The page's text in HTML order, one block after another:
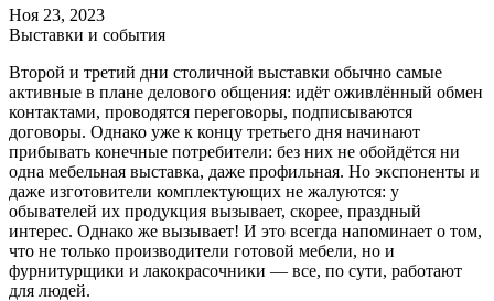
Ноя 23, 2023
Выставки и события
Второй и третий дни столичной выставки обычно самые
активные в плане делового общения: идёт оживлённый обмен
контактами, проводятся переговоры, подписываются
договоры. Однако уже к концу третьего дня начинают
прибывать конечные потребители: без них не обойдётся ни
одна мебельная выставка, даже профильная. Но экспоненты и
даже изготовители комплектующих не жалуются: у
обывателей их продукция вызывает, скорее, праздный
интерес. Однако же вызывает! И это всегда напоминает о том,
что не только производители готовой мебели, но и
фурнитурщики и лакокрасочники — все, по сути, работают
для людей.